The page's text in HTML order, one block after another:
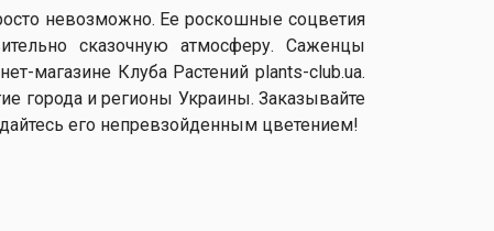
невозможно. Ее роскошные соцветия
сказочную атмосферу. Саженцы
магазине Клуба Растений plants-club.ua.
города и регионы Украины. Заказывайте
его непревзойденным цветением!